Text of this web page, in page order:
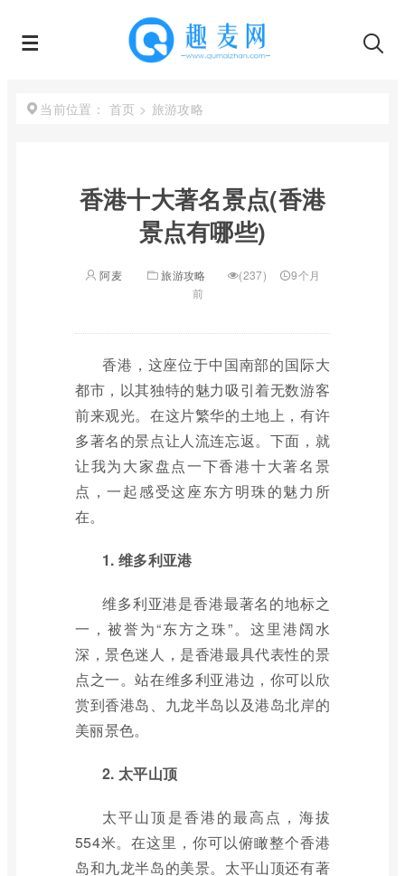
当前位置： 首页 > 旅游攻略
香港十大著名景点(香港
景点有哪些)
阿麦 旅游攻略 (237)
9个月
前
香港，这座位于中国南部的国际大
都市，以其独特的魅力吸引着无数游客
前来观光。在这片繁华的土地上，有许
多著名的景点让人流连忘返。下面，就
让我为大家盘点一下香港十大著名景
点，一起感受这座东方明珠的魅力所
在。
1. 维多利亚港
维多利亚港是香港最著名的地标之
一，被誉为“东方之珠”。这里港阔水
深，景色迷人，是香港最具代表性的景
点之一。站在维多利亚港边，你可以欣
赏到香港岛、九龙半岛以及港岛北岸的
美丽景色。
2. 太平山顶
太平山顶是香港的最高点，海拔
554米。在这里，你可以俯瞰整个香港
岛和九龙半岛的美景。太平山顶还有著